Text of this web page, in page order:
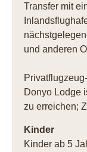
Transfer mit
und anderen
Donyo Lodge
zu erreichen;
Kinder
Kinder ab 5